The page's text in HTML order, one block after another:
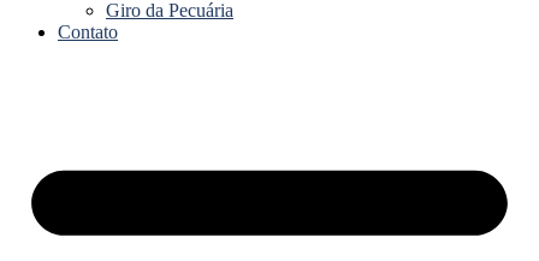
Giro da Pecuária
Contato